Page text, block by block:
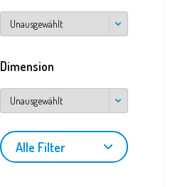
Dimension
Alle Filter